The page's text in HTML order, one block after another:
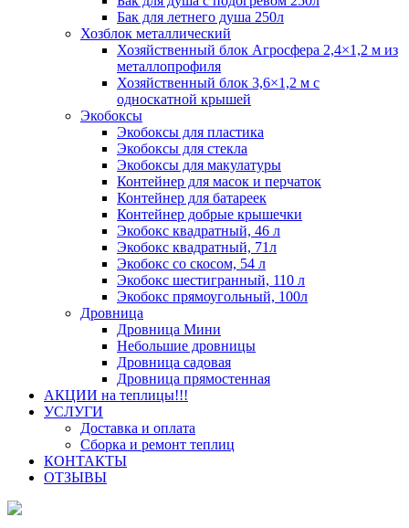
Бак для летнего душа 250л
Хозблок металлический
Хозяйственный блок Агросфера 2,4×1,2 м из
металлопрофиля
Хозяйственный блок 3,6×1,2 м с
односкатной крышей
Экобоксы
Экобоксы для пластика
Экобоксы для стекла
Экобоксы для макулатуры
Контейнер для масок и перчаток
Контейнер для батареек
Контейнер добрые крышечки
Экобокс квадратный, 46 л
Экобокс квадратный, 71л
Экобокс со скосом, 54 л
Экобокс шестигранный, 110 л
Экобокс прямоугольный, 100л
Дровница
Дровница Мини
Небольшие дровницы
Дровница садовая
Дровница прямостенная
АКЦИИ на теплицы!!!
УСЛУГИ
Доставка и оплата
Сборка и ремонт теплиц
КОНТАКТЫ
ОТЗЫВЫ